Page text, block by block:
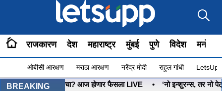
राजकारण देश महाराष्ट्र मुंबई पुणे विदेश
ओबीसी आरक्षण मराठा आरक्षण नरेंद्र मोदी राहुल गांधी
BREAKING
धनुष्यबाण कोणाचा? आज होणार फैसला LIVE • ‘नो इन्शुरन्स, तर नो